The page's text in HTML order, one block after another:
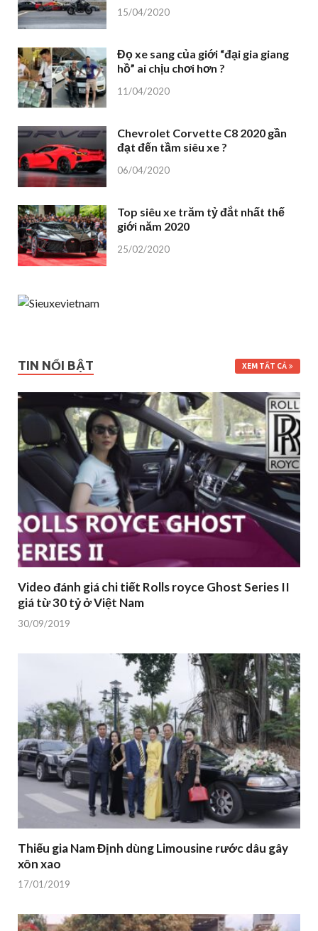
15/04/2020
Đọ xe sang của giới “đại gia giang
hồ” ai chịu chơi hơn ?
11/04/2020
Chevrolet Corvette C8 2020 gần
đạt đến tầm siêu xe ?
06/04/2020
Top siêu xe trăm tỷ đắt nhất thế
giới năm 2020
25/02/2020
TIN NỔI BẬT XEM TẤT CẢ
Video đánh giá chi tiết Rolls royce Ghost Series II
giá từ 30 tỷ ở Việt Nam
30/09/2019
Thiếu gia Nam Định dùng Limousine rước dâu gây
xôn xao
17/01/2019